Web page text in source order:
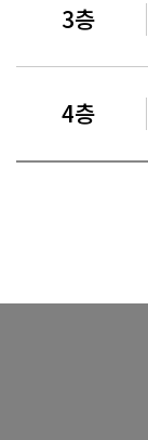
3층
4층